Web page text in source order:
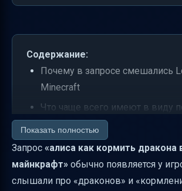
Содержание:
Почему в запросе смешались
Minecraft
Что чаще всего имеют в виду
“драконом” в Minecraft
Как “кормить дракона”: рабочий
без привязки к одной игре
Самые частые причины, почему
Показать полностью
Запрос «алиса как кормить дракона
майнкрафт» обычно появляется у
слышали про «драконов» и